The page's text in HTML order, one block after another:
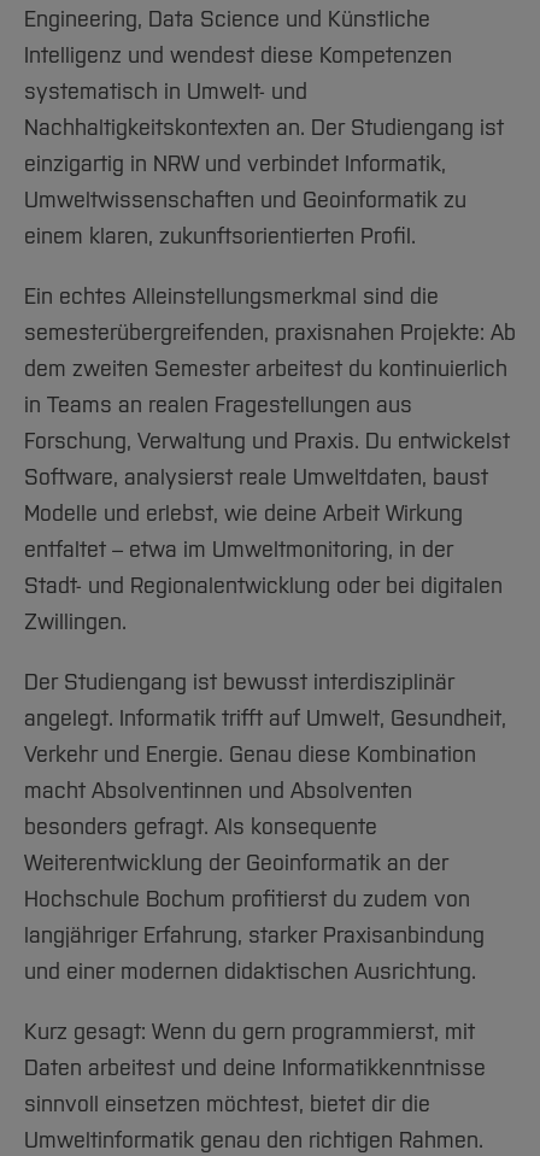
Umweltsystemen
Zukunftsthemen & Anwendungen
Digitale Zwillinge und Smart Cities
Klimaresilienz, Energiewende und
Verkehrswende
Ressourceneffizienz
Lebenszyklusanalyse (LCA) und
Umweltbewertung
Umweltinformatik Module pro
Semester erklärt
Im Bachelorstudiengang Umweltinformatik
wirst du Schritt für Schritt an die fachlichen
Inhalte herangeführt. Das Studium ist so
aufgebaut, dass sich Grundlagen,
Anwendungen und Projekte sinnvoll verzahnen
und du dein Wissen kontinuierlich vertiefst.
In den ersten beiden Semesternlegst du das
Fundament für dein Studium. Du beschäftigst
dich mit mathematischen Grundlagen und
erhältst eine fundierte Einführung in die
Informatik. Parallel dazu lernst du zentrale
Konzepte der Umweltinformatik kennen, zum
Beispiel im Modul
System Erde
ökologische Zusammenhänge und
Umweltsysteme vermittelt. Erste
Programmiermodule sorgen dafür, dass alle
Hinweis Rahmenordnung
Beachten Sie bitte auch
dieRahmenordnungen für die
Studiengängeder Hochschule Bochum.
[Inhalt zuklappen]
abgeschlossen hast, kannst du unter
bestimmten Voraussetzungen ebenfalls zum
Studium zugelassen werden.
z.B. Geomatiker*in
Umweltschutztechniker*in
Fachinformatiker*in
Fachkraft für Erneuerbare Energien)
Besondere Vorkenntnisse in Informatik sind
hilfreich, aberkeine zwingende
Voraussetzung. Motivation, Interesse an
Informatik und Umweltfragen sowie die
Bereitschaft, sich mit mathematischen und
technischen Inhalten auseinanderzusetzen,
sind entscheidend.
Ein zum Studium in Deutschland
anerkanntes Zeugnisund nachgewiesene
Sprachkenntnisse
Engineering, Data Science und Künstliche
Intelligenz und wendest diese Kompetenzen
systematisch in Umwelt- und
Nachhaltigkeitskontexten an. Der Studiengang ist
einzigartig in NRW und verbindet Informatik,
Umweltwissenschaften und Geoinformatik zu
einem klaren, zukunftsorientierten Profil.
Ein echtes Alleinstellungsmerkmal sind die
semesterübergreifenden, praxisnahen Projekte: Ab
dem zweiten Semester arbeitest du kontinuierlich
in Teams an realen Fragestellungen aus
Forschung, Verwaltung und Praxis. Du entwickelst
Software, analysierst reale Umweltdaten, baust
Modelle und erlebst, wie deine Arbeit Wirkung
entfaltet – etwa im Umweltmonitoring, in der
Stadt- und Regionalentwicklung oder bei digitalen
Zwillingen.
Der Studiengang ist bewusst interdisziplinär
angelegt. Informatik trifft auf Umwelt, Gesundheit,
Verkehr und Energie. Genau diese Kombination
macht Absolventinnen und Absolventen
besonders gefragt. Als konsequente
Weiterentwicklung der Geoinformatik an der
Hochschule Bochum profitierst du zudem von
langjähriger Erfahrung, starker Praxisanbindung
und einer modernen didaktischen Ausrichtung.
Kurz gesagt: Wenn du gern programmierst, mit
Daten arbeitest und deine Informatikkenntnisse
sinnvoll einsetzen möchtest, bietet dir die
Umweltinformatik genau den richtigen Rahmen.